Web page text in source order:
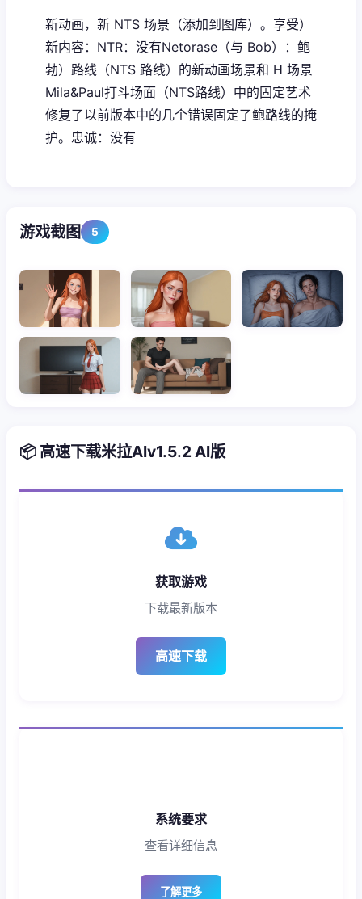
新动画，新 NTS 场景（添加到图库）。享受）
新内容：NTR：没有Netorase（与 Bob）：鲍
勃）路线（NTS 路线）的新动画场景和 H 场景
Mila&Paul打斗场面（NTS路线）中的固定艺术
修复了以前版本中的几个错误固定了鲍路线的掩
护。忠诚：没有
游戏截图 5
📦 高速下载米拉AIv1.5.2 AI版
获取游戏
下载最新版本
高速下载
系统要求
查看详细信息
了解更多